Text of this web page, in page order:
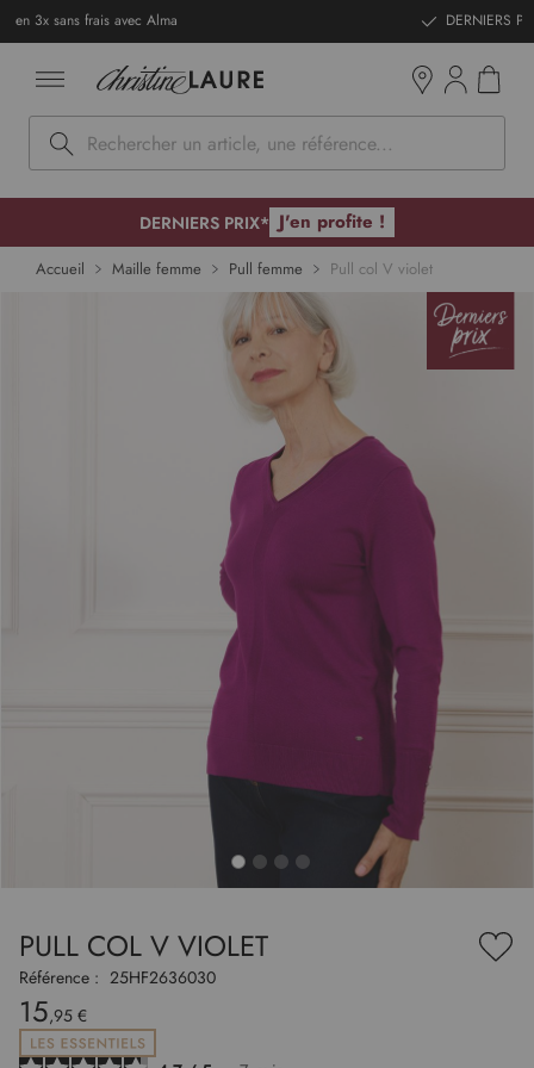
Rechercher
DERNIERS PRIX* J'en profite !
Accueil Maille femme Pull femme Pull col V violet
to
PULL COL V VIOLET
à
Référence : 25HF2636030
15,95 €